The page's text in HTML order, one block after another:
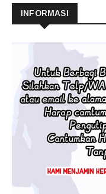
INFORMASI